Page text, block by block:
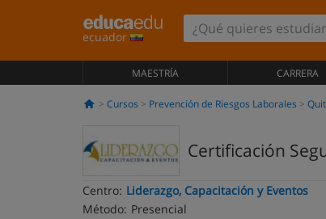
ecuador
MAESTRÍA CARRERA
Cursos Prevención de Riesgos Laborales
Certificación
Centro: Liderazgo, Capacitación y Eventos
Método: Presencial